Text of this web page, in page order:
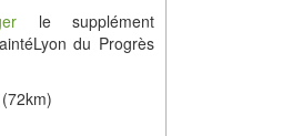
le supplément
du Progrès